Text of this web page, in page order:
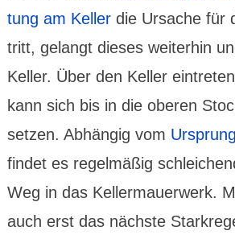
tung am Kellerdie Ursache für
tritt, gelangt dieses weiterhin
Keller. Über den Keller
kann sich bis in die oberen
setzen. Abhängig vom
findet es regelmäßig
Weg in das Keller­mauer­werk.
auch erst das nächste